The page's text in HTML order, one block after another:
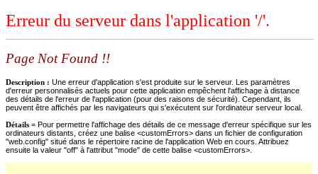
Erreur du serveur dans l'application '/'.
Page Not Found !!
Description : Une erreur d'application s'est produite sur le serveur. Les paramètres
d'erreur personnalisés actuels pour cette application empêchent l'affichage à distance
des détails de l'erreur de l'application (pour des raisons de sécurité). Cependant, ils
peuvent être affichés par les navigateurs qui s'exécutent sur l'ordinateur serveur local.
Détails = Pour permettre l'affichage des détails de ce message d'erreur spécifique sur les
ordinateurs distants, créez une balise <customErrors> dans un fichier de configuration
"web.config" situé dans le répertoire racine de l'application Web en cours. Attribuez
ensuite la valeur "off" à l'attribut "mode" de cette balise <customErrors>.